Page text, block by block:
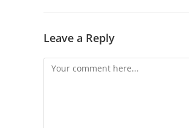
Leave a Reply
Comment